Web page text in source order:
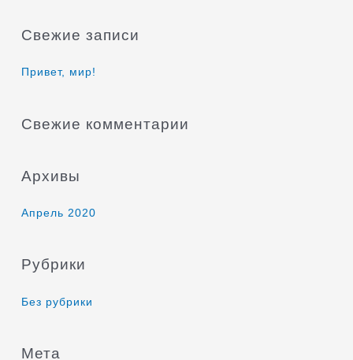
с
Свежие записи
Привет, мир!
Свежие комментарии
Архивы
Апрель 2020
Рубрики
Без рубрики
Мета